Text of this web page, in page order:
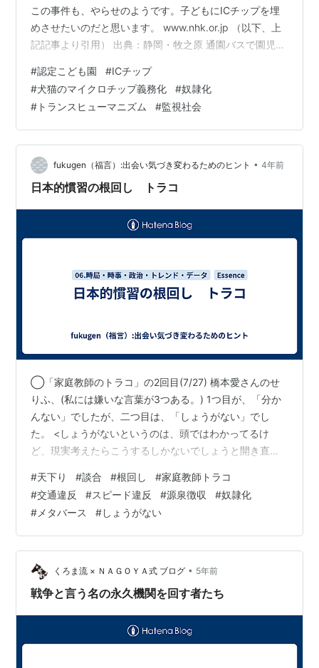
この事件も、やらせのようです。子どもにICチップを埋
めさせたいのだと思います。 www.nhk.or.jp （以下、上
記記事より引用） 出典：静岡・牧之原 通園バスで園児死
トを掲載させていただきます。 ■業務上過失致死の疑
い、幼稚園を家宅捜索 3歳死亡 静岡県牧之原市「川崎幼
稚園」の送迎バス内で河本千奈ちゃん（3）が死亡した千
奈ちゃんは5日朝に登園後、5時間以上も車内に置き去り
にされたとみられるちょっと立ち止まって、もし幼稚
園・保護者…
#認定こども園 #ICチップ
#犬猫のマイクロチップ義務化 #奴隷化
# トランスヒューマニズム #監視社会
fukugen（福言）:出会い気づき変わるためのヒント • 4年前
日本的慣習の根回し トラコ
◯「家庭教師のトラコ」の2回目(7/27) 橋本愛さんのせ
りふ、(私には嫌いな言葉が3つある。) 1つ目が、「分か
んない」でしたが、二つ目は、「しょうがない」でし
た。 <しょうがないというのは、頭ではわかってるけ
ど、現実考えたらこうするしかないでしょうと開き直っ
に、何もしないで諦めてるだけだろ、おまえは。 頭いい
んだからどうすれば1番いいんだか考えろよ。 どんな暗闇
でも逃げずに突っ込んでいけよ。 結局、お前は勇気がな
いだけだろう。 どうする、このまましょうがないで済ま
す？> さて、三つ目は、何でしょうね。 まあ、いいや、
どうでもいい、どうにもなら…
#天下り #談合 #根回し #家庭教師トラコ
#交通違反 #スピード違反 #源泉徴収 #奴隷化
# メタバース #しょうがない
くろま流 × ＮＡＧＯＹＡ式 ブログ • 5年前
戦争と言う名の永久機関を回す者たち